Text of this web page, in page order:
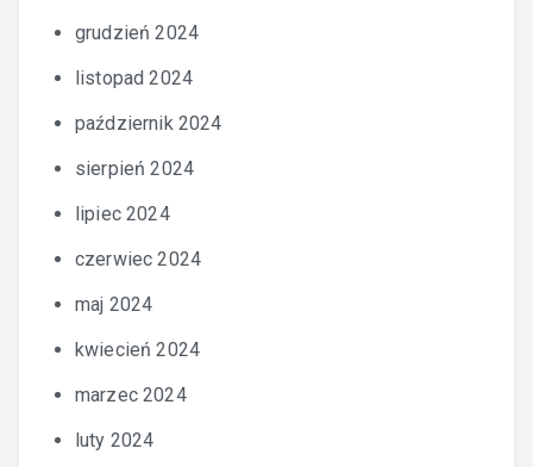
grudzień 2024
listopad 2024
październik 2024
sierpień 2024
lipiec 2024
czerwiec 2024
maj 2024
kwiecień 2024
marzec 2024
luty 2024